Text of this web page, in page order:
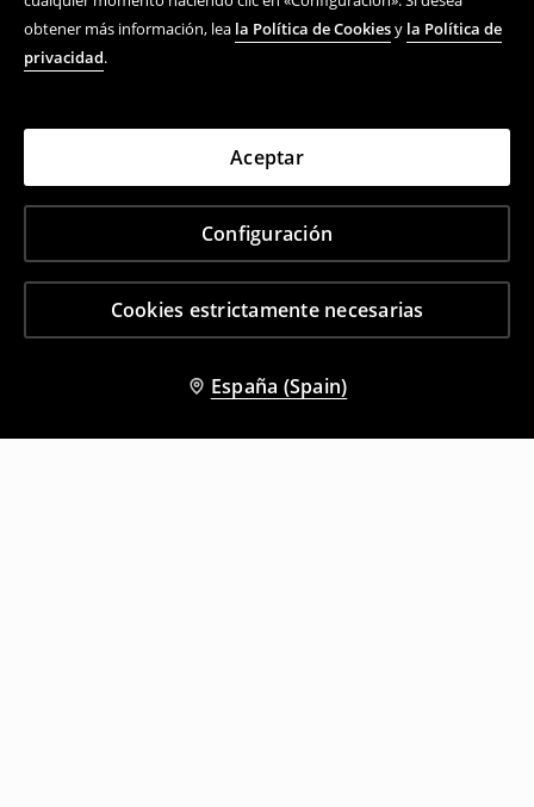
obtener más información, lea la Política de Cookiesy la Política de
privacidad.
Cookies estrictamente necesarias
Configuración
Aceptar
España (Spain)